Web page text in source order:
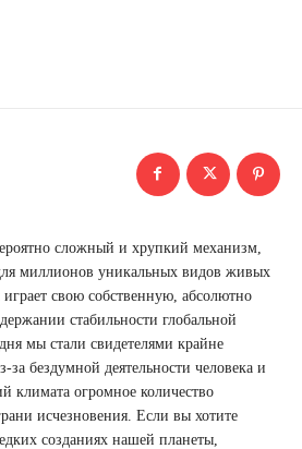
сложный и хрупкий механизм,
миллионов уникальных видов живых
свою собственную, абсолютно
стабильности глобальной
мы стали свидетелями крайне
бездумной деятельности человека и
климата огромное количество
исчезновения. Если вы хотите
созданиях нашей планеты,